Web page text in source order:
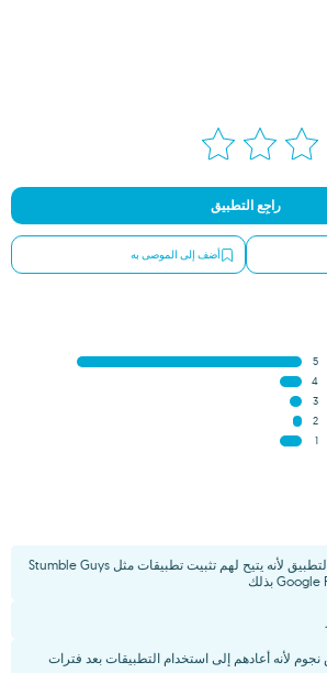
راجِع التطبيق
أضف إلى الموصى به
5
4
3
2
1
يثني المستخدمون على التطبيق لأنه يتيح لهم تثبيت تطبيقات مثل Stumble Guys
لأنه أعادهم إلى استخدام التطبيقات بعد فترات